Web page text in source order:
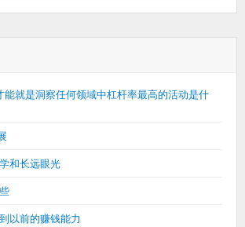
能就是洞察任何领域中杠杆率最高的活动是什
和长远眼光
以前的赚钱能力